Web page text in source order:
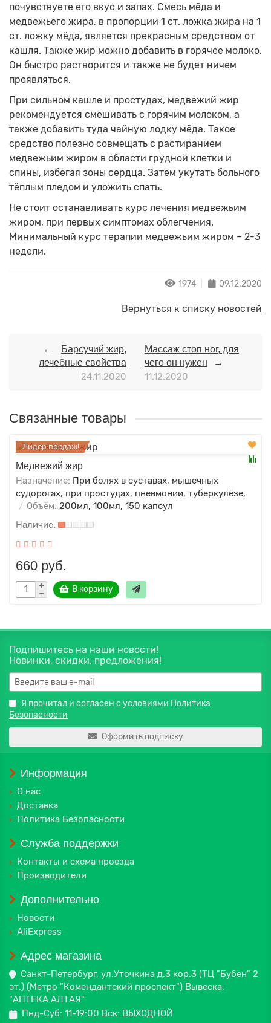
почувствуете его вкус и запах. Смесь мёда и
медвежьего жира, в пропорции 1 ст. ложка жира на 1
ст. ложку мёда, является прекрасным средством от
кашля. Также жир можно добавить в горячее молоко.
Он быстро растворится и также не будет ничем
проявляться.
При сильном кашле и простудах, медвежий жир
рекомендуется смешивать с горячим молоком, а
также добавить туда чайную лодку мёда. Такое
средство полезно совмещать с растиранием
медвежьим жиром в области грудной клетки и
спины, избегая зоны сердца. Затем укутать больного
тёплым пледом и уложить спать.
Не стоит останавливать курс лечения медвежьим
жиром, при первых симптомах облегчения.
Минимальный курс терапии медвежьим жиром – 2-3
недели.
1974 09.12.2020
Вернуться к списку новостей
Барсучий жир,
лечебные свойства
24.11.2020
Массаж стоп ног, для
чего он нужен
11.12.2020
Связанные товары
Лидер продаж!
Медвежий жир
Назначение: При болях в суставах, мышечных
судорогах, при простудах, пневмонии, туберкулёзе,
Объём: 200мл, 100мл, 150 капсул
660 руб.
В корзину
Подпишитесь на наши новости!
Новинки, скидки, предложения!
Я прочитал и согласен с условиями Политика
Безопасности
Оформить подписку
Информация
О нас
Доставка
Политика Безопасности
Служба поддержки
Контакты и схема проезда
Производители
Дополнительно
Новости
AliExpress
Адрес магазина
Санкт-Петербург, ул.Уточкина д.3 кор.3 (ТЦ "Бубен" 2
эт.) (Метро "Комендантский проспект") Вывеска:
"АПТЕКА АЛТАЯ"
Пнд-Суб: 11-19:00 Вск: ВЫХОДНОЙ